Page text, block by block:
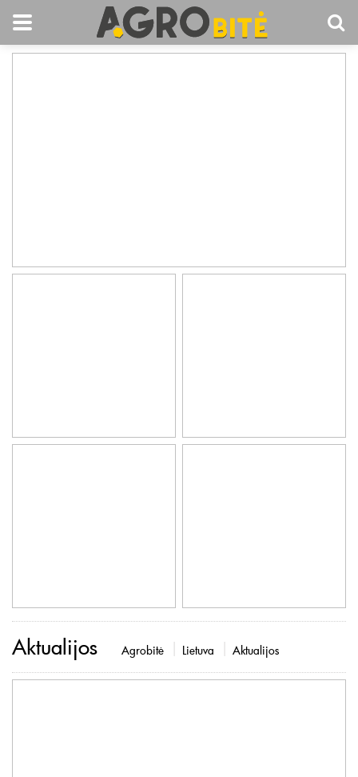
Aktualijos Agrobitė Lietuva Aktualijos